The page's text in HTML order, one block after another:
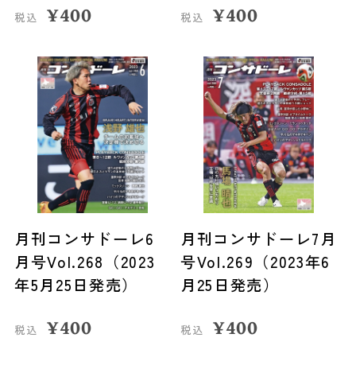
税込 ¥400 税込 ¥400
月刊コンサドーレ6
月号Vol.268（2023
年5月25日発売）
税込 ¥400
月刊コンサドーレ7月
号Vol.269（2023年6
月25日発売）
税込 ¥400